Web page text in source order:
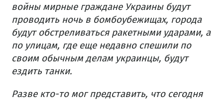
войны мирные граждане Украины будут
проводить ночь в бомбоубежищах, города
будут обстреливаться ракетными ударами, а
по улицам, где еще недавно спешили по
своим обычным делам украинцы, будут
ездить танки.
Разве кто-то мог представить, что сегодня